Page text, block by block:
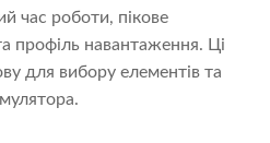
час роботи, пікове
профіль навантаження. Ці
для вибору елементів та